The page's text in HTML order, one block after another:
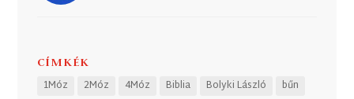
CÍMKÉK
1Móz 2Móz 4Móz Biblia Bolyki László
bűn